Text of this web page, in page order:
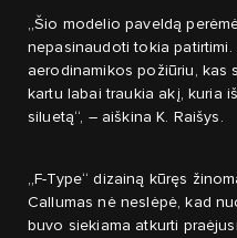
„Šio modelio paveldą
nepasinaudoti tokia
aerodinamikos požiūriu, kas
kartu labai traukia akį, kuria
siluetą“, – aiškina K. Raišys.
„F-Type“ dizainą kūręs
Callumas nė neslėpė, kad
buvo siekiama atkurti